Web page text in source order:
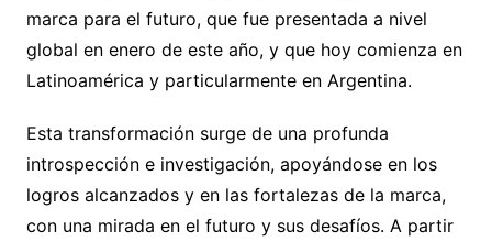
marca para el futuro, que fue presentada a nivel
global en enero de este año, y que hoy comienza en
Latinoamérica y particularmente en Argentina.
Esta transformación surge de una profunda
introspección e investigación, apoyándose en los
logros alcanzados y en las fortalezas de la marca,
con una mirada en el futuro y sus desafíos. A partir